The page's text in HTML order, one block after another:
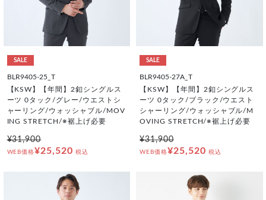
SALE
BLR9405-25_T
【KSW】【年間】2釦シングルス
ーツ 0タック/グレー/ウエストシ
ャーリング/ウォッシャブル/MOV
ING STRETCH/※裾上げ必要
¥31,900
WEB価格¥25,520 税込
SALE
BLR9405-27A_T
【KSW】【年間】2釦シングルス
ーツ 0タック/ブラック/ウエスト
シャーリング/ウォッシャブル/M
OVING STRETCH/※裾上げ必要
¥31,900
WEB価格¥25,520 税込